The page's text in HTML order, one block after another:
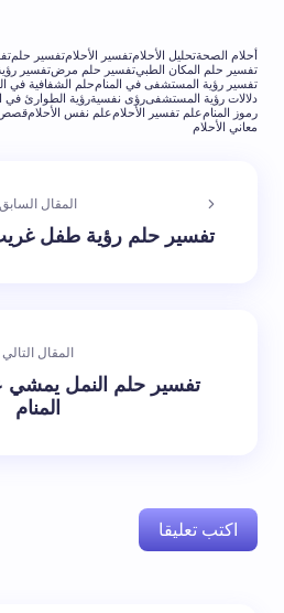
أحلام الصحةتحليل الأحلامتفسير الأحلامتفسير حلم
تفسير حلم المكان الطبيتفسير حلم مرضتفسير
تفسير رؤية المستشفى في المنامحلم الشفافية في
دلالات رؤية المستشفىرؤى نفسيةرؤية الطوارئ في
رموز المنامعلم تفسير الأحلامعلم نفس الأحلامقصص
معاني الأحلام
المقال السابق
تفسير حلم رؤية طفل
المقال التالي
تفسير حلم النمل
المنام
اكتب تعليقا